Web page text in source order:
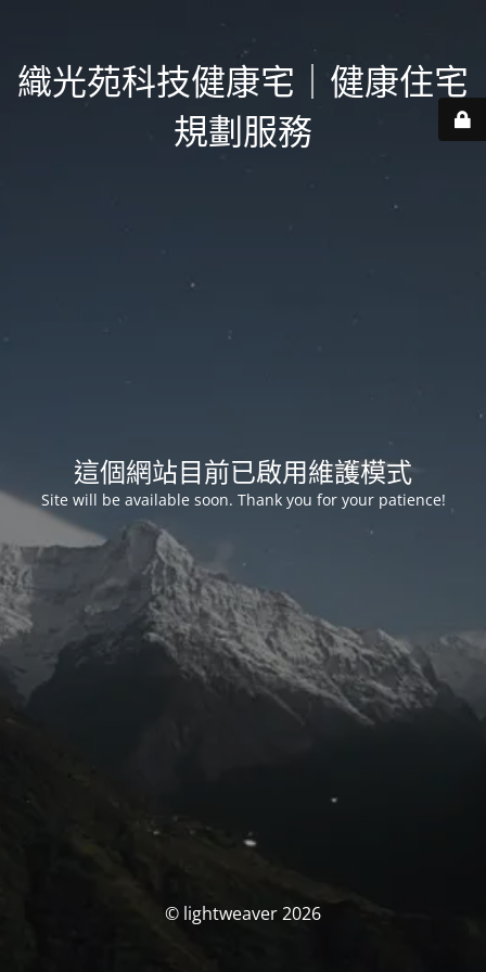
織光苑科技健康宅｜健康住宅
規劃服務
這個網站目前已啟用維護模式
Site will be available soon. Thank you for your patience!
© lightweaver 2026